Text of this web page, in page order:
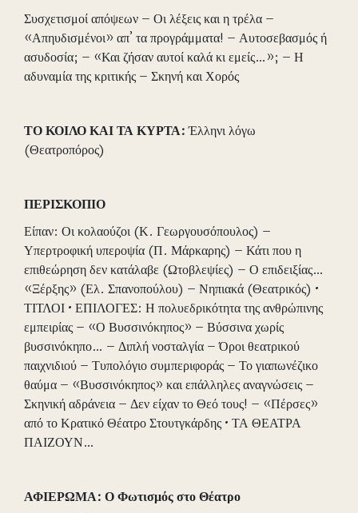
Συσχετισμοί απόψεων – Οι λέξεις και η τρέλα –
«Απηυδισμένοι» απ’ τα προγράμματα! – Αυτοσεβασμός ή
ασυδοσία; – «Και ζήσαν αυτοί καλά κι εμείς…»; – Η
αδυναμία της κριτικής – Σκηνή και Χορός
ΤΟ ΚΟΙΛΟ ΚΑΙ ΤΑ ΚΥΡΤΑ:Έλληνι λόγω
(Θεατροπόρος)
ΠΕΡΙΣΚΟΠΙΟ
Είπαν: Οι κολαούζοι (Κ. Γεωργουσόπουλος) –
Υπερτροφική υπεροψία (Π. Μάρκαρης) – Κάτι που η
επιθεώρηση δεν κατάλαβε (Ωτοβλεψίες) – Ο επιδειξίας…
«Ξέρξης» (Ελ. Σπανοπούλου) – Νηπιακά (Θεατρικός) •
ΤΙΤΛΟΙ • ΕΠΙΛΟΓΕΣ: Η πολυεδρικότητα της ανθρώπινης
εμπειρίας – «Ο Βυσσινόκηπος» – Βύσσινα χωρίς
βυσσινόκηπο… – Διπλή νοσταλγία – Όροι θεατρικού
παιχνιδιού – Τυπολόγιο συμπεριφοράς – Το γιαπωνέζικο
θαύμα – «Βυσσινόκηπος» και επάλληλες αναγνώσεις –
Σκηνική αδράνεια – Δεν είχαν το Θεό τους! – «Πέρσες»
από το Κρατικό Θέατρο Στουτγκάρδης • ΤΑ ΘΕΑΤΡΑ
ΠΑΙΖΟΥΝ…
ΑΦΙΕΡΩΜΑ: Ο Φωτισμός στο Θέατρο